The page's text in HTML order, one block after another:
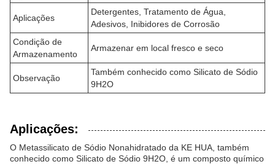
Aplicações
Detergentes, Tratamento de Água,
Adesivos, Inibidores de Corrosão
Condição de
Armazenamento
Armazenar em local fresco e seco
Observação
Também conhecido como Silicato de Sódio
9H2O
Aplicações:
O Metassilicato de Sódio Nonahidratado da KE HUA, também
conhecido como Silicato de Sódio 9H2O, é um composto químico